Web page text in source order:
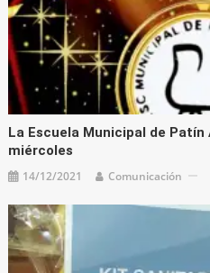
La Escuela Municipal de
miércoles
14/12/2021 Comunicación